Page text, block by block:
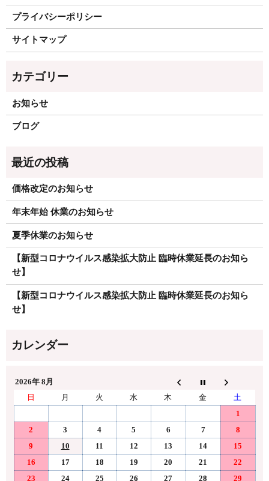
プライバシーポリシー
サイトマップ
お知らせ
ブログ
価格改定のお知らせ
年末年始 休業のお知らせ
夏季休業のお知らせ
【新型コロナウイルス感染拡大防止 臨時休業延長のお知ら
せ】
【新型コロナウイルス感染拡大防止 臨時休業延長のお知ら
せ】
2026年 8月
日
月 火 水 木 金
土
1
2
3 4 5 6 7
8
9
10 11 12 13 14
15
16
17 18 19 20 21
22
23
24 25 26 27 28 29